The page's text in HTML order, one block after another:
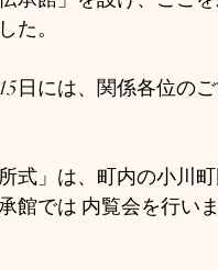
た。
日には、関係各位の
式」は、町内の小川町
館では 内覧会を行いま